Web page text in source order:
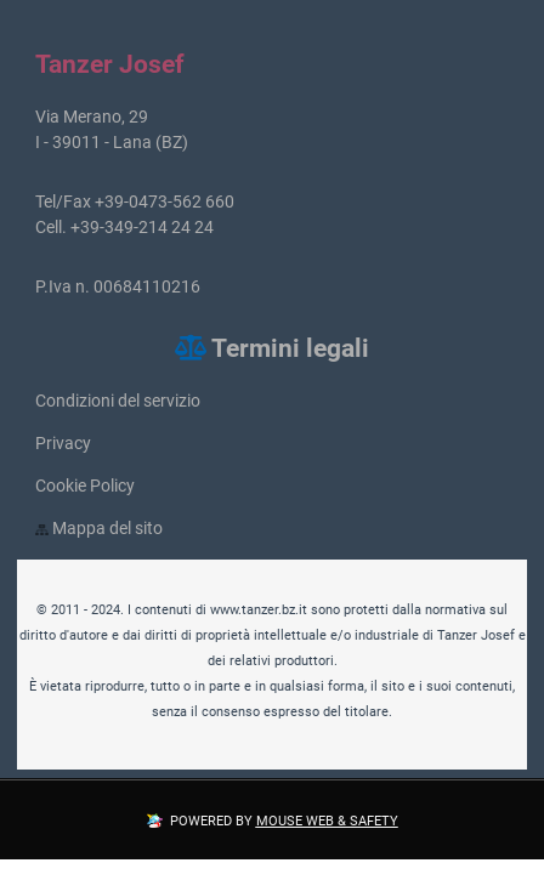
Tanzer Josef
Via Merano, 29
I - 39011 - Lana (BZ)
Tel/Fax +39-0473-562 660
Cell. +39-349-214 24 24
P.Iva n. 00684110216
Termini legali
Condizioni del servizio
Privacy
Cookie Policy
Mappa del sito
© 2011 - 2024. I contenuti di www.tanzer.bz.it sono protetti dalla normativa sul
diritto d'autore e dai diritti di proprietà intellettuale e/o industriale di Tanzer Josef e
dei relativi produttori.
È vietata riprodurre, tutto o in parte e in qualsiasi forma, il sito e i suoi contenuti,
senza il consenso espresso del titolare.
POWERED BY MOUSE WEB & SAFETY